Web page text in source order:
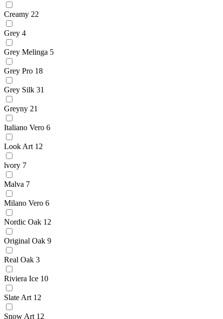
Creamy 22
Grey 4
Grey Melinga 5
Grey Pro 18
Grey Silk 31
Greyny 21
Italiano Vero 6
Look Art 12
lvory 7
Malva 7
Milano Vero 6
Nordic Oak 12
Original Oak 9
Real Oak 3
Riviera Ice 10
Slate Art 12
Snow Art 12